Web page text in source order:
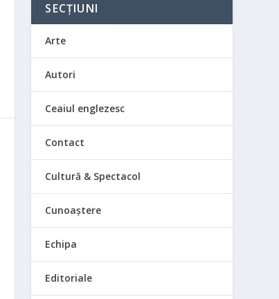
SECȚIUNI
Arte
Autori
Ceaiul englezesc
Contact
Cultură & Spectacol
Cunoaștere
Echipa
Editoriale